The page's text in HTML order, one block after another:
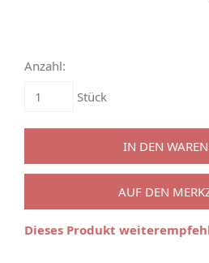
Anzahl:
Stück
IN DEN
AUF DEN
Dieses Produkt